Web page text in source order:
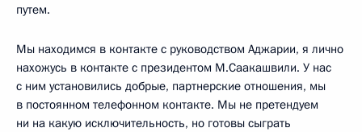
путем.
Мы находимся в контакте с руководством Аджарии, я лично
нахожусь в контакте с президентом М.Саакашвили. У нас
с ним установились добрые, партнерские отношения, мы
в постоянном телефонном контакте. Мы не претендуем
ни на какую исключительность, но готовы сыграть